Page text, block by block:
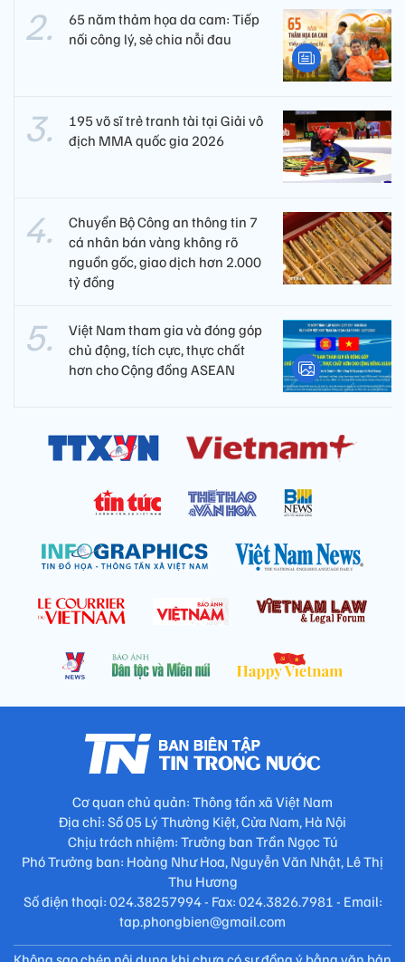
65 năm thảm họa da cam: Tiếp
nối công lý, sẻ chia nỗi đau
195 võ sĩ trẻ tranh tài tại Giải vô
địch MMA quốc gia 2026
Chuyển Bộ Công an thông tin 7
cá nhân bán vàng không rõ
nguồn gốc, giao dịch hơn 2.000
tỷ đồng
Việt Nam tham gia và đóng góp
chủ động, tích cực, thực chất
hơn cho Cộng đồng ASEAN
Cơ quan chủ quản: Thông tấn xã Việt Nam
Địa chỉ: Số 05 Lý Thường Kiệt, Cửa Nam, Hà Nội
Chịu trách nhiệm: Trưởng ban Trần Ngọc Tú
Phó Trưởng ban: Hoàng Như Hoa, Nguyễn Văn Nhật, Lê Thị
Thu Hương
Số điện thoại: 024.38257994 - Fax: 024.3826.7981 - Email:
tap.phongbien@gmail.com